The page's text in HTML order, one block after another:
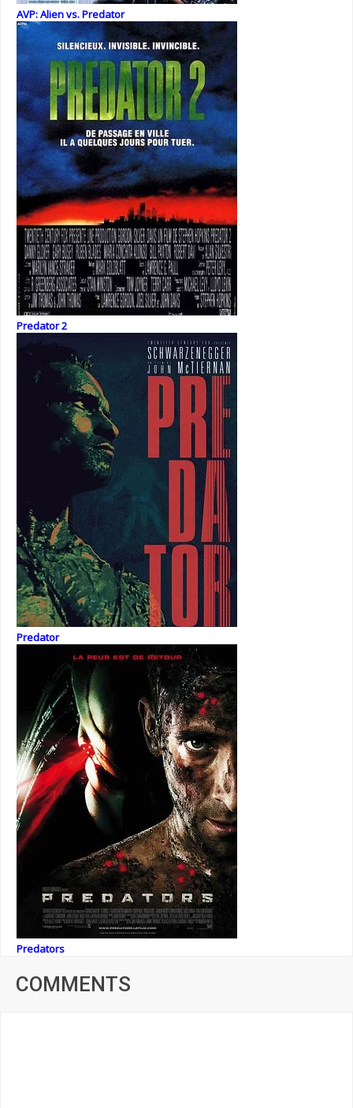
AVP: Alien vs. Predator
Predator 2
Predator
Predators
COMMENTS